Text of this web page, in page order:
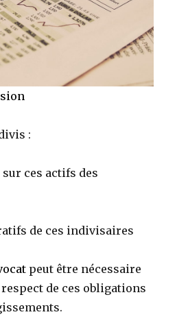
:
ces actifs des
de ces indivisaires
peut être nécessaire
respect de ces obligations